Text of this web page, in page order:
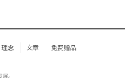
理念 文章
免费赠品
。